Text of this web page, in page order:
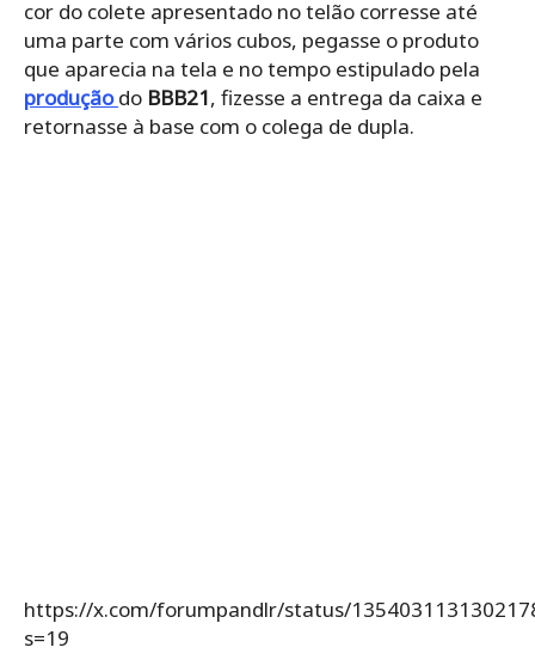
cor do colete apresentado no telão corresse até
uma parte com vários cubos, pegasse o produto
que aparecia na tela e no tempo estipulado pela
produçãodo BBB21, fizesse a entrega da caixa e
retornasse à base com o colega de dupla.
https://x.com/forumpandlr/status/
s=19